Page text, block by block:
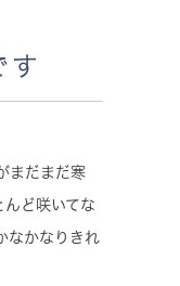
す
まだまだ寒
んど咲いてな
なかなりきれ